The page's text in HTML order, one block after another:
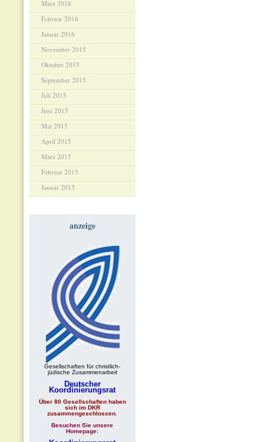
März 2016
Februar 2016
Januar 2016
November 2015
Oktober 2015
September 2015
Juli 2015
Juni 2015
Mai 2015
April 2015
März 2015
Februar 2015
Januar 2015
anzeige
Gesellschaften für christlich-
jüdische Zusammenarbeit
Deutscher
Koordinierungsrat
Über 80 Gesellschaften haben
sich im DKR
zusammengeschlossen.
Besuchen Sie unsere
Homepage: